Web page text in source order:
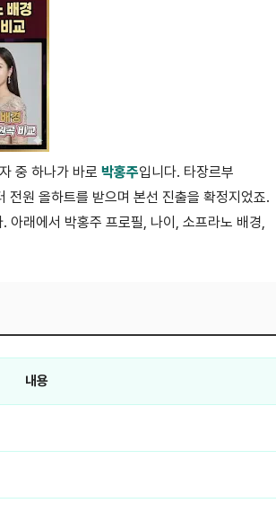
중 하나가 바로 박홍주입니다. 타장르부
원 올하트를 받으며 본선 진출을 확정지었죠.
아래에서 박홍주 프로필, 나이, 소프라노 배경,
내용